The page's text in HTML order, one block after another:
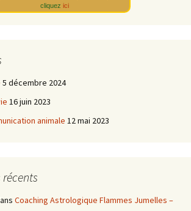
cliquez ici
5 décembre 2024
16 juin 2023
animale 12 mai 2023
Coaching Astrologique Flammes Jumelles –